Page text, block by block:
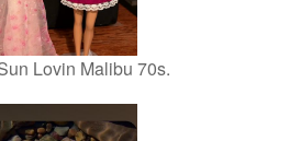
Lovin Malibu 70s.